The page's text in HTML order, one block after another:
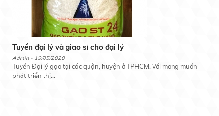
Tuyển đại lý và giao sỉ cho đại lý
Admin - 19/05/2020
Tuyển Đại lý gạo tại các quận, huyện ở TPHCM. Với mong muốn
phát triển thị...